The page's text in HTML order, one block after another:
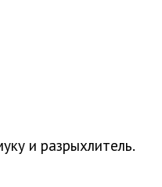
и разрыхлитель.